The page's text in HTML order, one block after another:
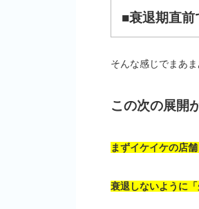
■衰退期直前
そんな感じでまあま
この次の展開
まずイケイケの店
衰退しないように